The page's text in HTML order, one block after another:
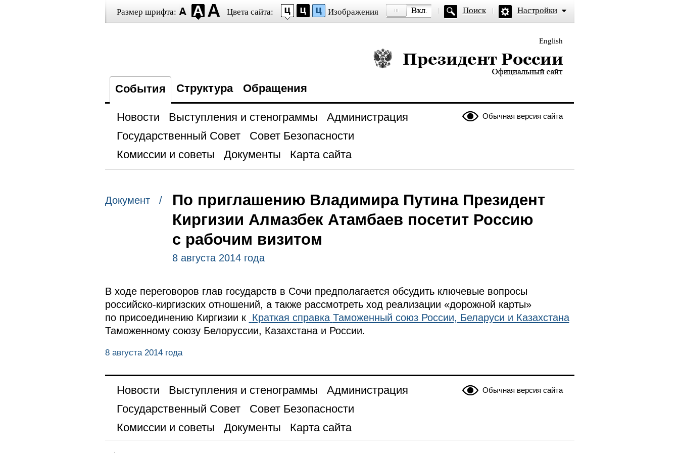
Размер шрифта: Цвета сайта: Изображения Поиск Настройки
English
Президент России — официальный сайт
События Структура Обращения
Обычная версия сайта
Новости Выступления и стенограммы
Администрация
Государственный Совет
Совет Безопасности
Комиссии и советы
Документы Карта сайта
Документ /
По приглашению Владимира Путина Президент
Киргизии Алмазбек Атамбаев посетит Россию
с рабочим визитом
8 августа 2014 года
В ходе переговоров глав государств в Сочи предполагается обсудить ключевые вопросы
российско-киргизских отношений, а также рассмотреть ход реализации «дорожной карты»
по присоединению Киргизии к Краткая справка Таможенный союз России, Беларуси и Казахстана
Таможенному союзу Белоруссии, Казахстана и России.
8 августа 2014 года
Обычная версия сайта
Новости Выступления и стенограммы
Администрация
Государственный Совет
Совет Безопасности
Комиссии и советы
Документы Карта сайта